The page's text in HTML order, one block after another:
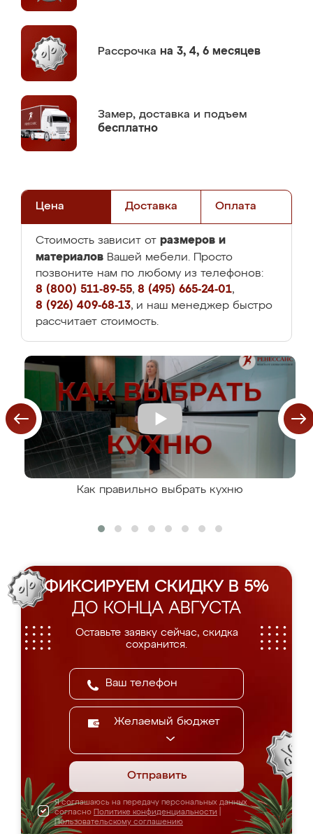
Рассрочка на 3, 4, 6 месяцев
Замер, доставка и подъем
бесплатно
Цена Доставка Оплата
Стоимость зависит от размеров и
материалов Вашей мебели. Просто
позвоните нам по любому из телефонов:
8 (800) 511-89-55, 8 (495) 665-24-01,
8 (926) 409-68-13, и наш менеджер быстро
рассчитает стоимость.
Как правильно выбрать кухню
ФИКСИРУЕМ СКИДКУ В 5%
ДО КОНЦА АВГУСТА
Оставьте заявку сейчас, скидка
сохранится.
Желаемый бюджет
Отправить
Я соглашаюсь на передачу персональных данных
согласно Политике конфиденциальности
Пользовательскому соглашению